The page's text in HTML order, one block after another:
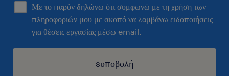
Με το παρόν δηλώνω ότι συμφωνώ με τη χρήση των
πληροφοριών μου με σκοπό να λαμβάνω ειδοποιήσεις
για θέσεις εργασίας μέσω email.
sυποβολή